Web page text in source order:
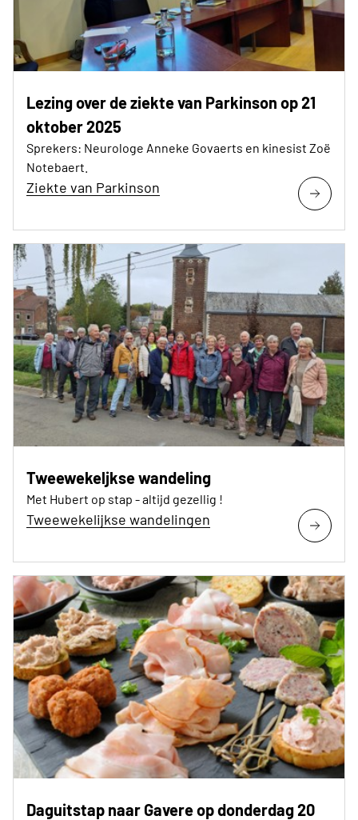
Lezing over de ziekte van Parkinson op 21
oktober 2025
Sprekers: Neurologe Anneke Govaerts en kinesist Zoë
Notebaert.
Ziekte van Parkinson
Tweewekeljkse wandeling
Met Hubert op stap - altijd gezellig !
Tweewekelijkse wandelingen
Daguitstap naar Gavere op donderdag 20